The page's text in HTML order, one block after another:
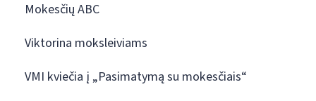
Mokesčių ABC
Viktorina moksleiviams
VMI kviečia į „Pasimatymą su mokesčiais“